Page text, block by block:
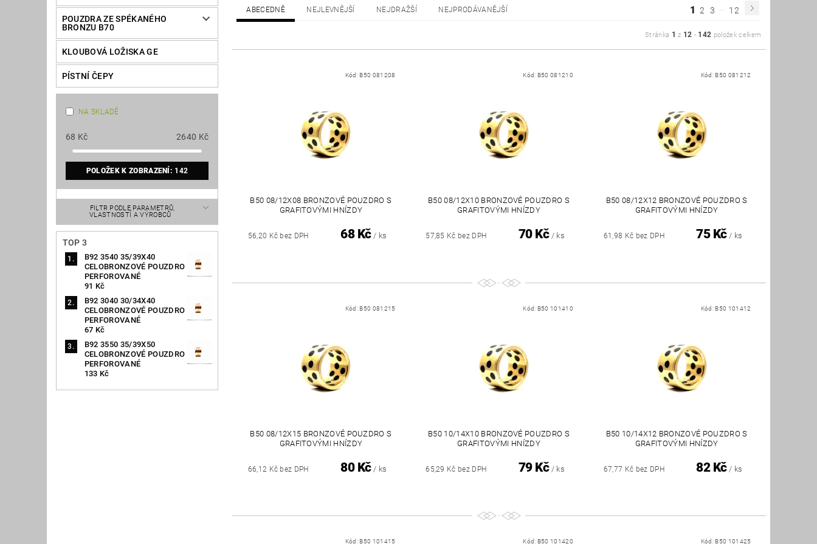
POUZDRA ZE SPÉKANÉHO
BRONZU B70
KLOUBOVÁ LOŽISKA GE
PÍSTNÍ ČEPY
NA SKLADĚ
68 Kč 2640 Kč
POLOŽEK K ZOBRAZENÍ: 142
FILTR PODLE PARAMETRŮ,
VLASTNOSTÍ A VÝROBCŮ
TOP 3
B92 3540 35/39X40
CELOBRONZOVÉ POUZDRO
PERFOROVANÉ
91 Kč
B92 3040 30/34X40
CELOBRONZOVÉ POUZDRO
PERFOROVANÉ
67 Kč
B92 3550 35/39X50
CELOBRONZOVÉ POUZDRO
PERFOROVANÉ
133 Kč
ABECEDNĚ NEJLEVNĚJŠÍ NEJDRAŽŠÍ NEJPRODÁVANĚJŠÍ 1 2 3 ... 12
Stránka 1 z 12 - 142 položek celkem
Kód: B50 081208
B50 08/12X08 BRONZOVÉ POUZDRO S
GRAFITOVÝMI HNÍZDY
56,20 Kč bez DPH 68 Kč / ks
Kód: B50 081210
B50 08/12X10 BRONZOVÉ POUZDRO S
GRAFITOVÝMI HNÍZDY
57,85 Kč bez DPH 70 Kč / ks
Kód: B50 081212
B50 08/12X12 BRONZOVÉ POUZDRO S
GRAFITOVÝMI HNÍZDY
61,98 Kč bez DPH 75 Kč / ks
Kód: B50 081215
B50 08/12X15 BRONZOVÉ POUZDRO S
GRAFITOVÝMI HNÍZDY
66,12 Kč bez DPH 80 Kč / ks
Kód: B50 101410
B50 10/14X10 BRONZOVÉ POUZDRO S
GRAFITOVÝMI HNÍZDY
65,29 Kč bez DPH 79 Kč / ks
Kód: B50 101412
B50 10/14X12 BRONZOVÉ POUZDRO S
GRAFITOVÝMI HNÍZDY
67,77 Kč bez DPH 82 Kč / ks
Kód: B50 101415 Kód: B50 101420 Kód: B50 101425